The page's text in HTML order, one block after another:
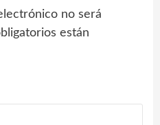
no será
están